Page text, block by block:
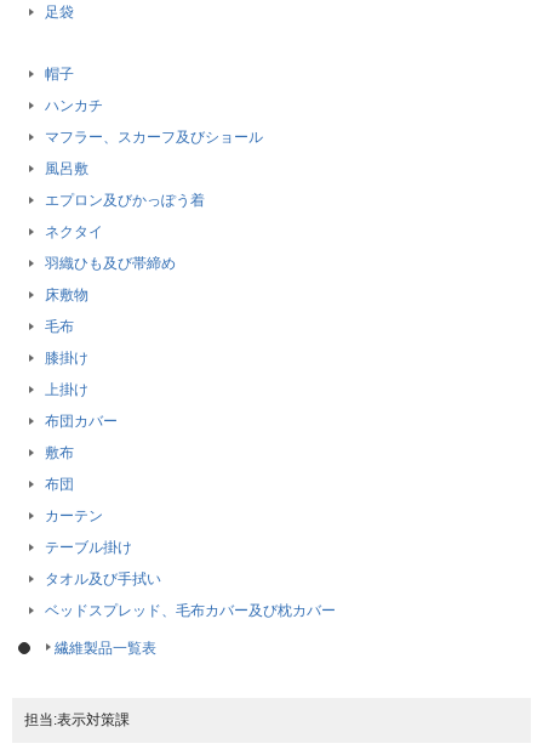
足袋
帽子
ハンカチ
マフラー、スカーフ及びショール
風呂敷
エプロン及びかっぽう着
ネクタイ
羽織ひも及び帯締め
床敷物
毛布
膝掛け
上掛け
布団カバー
敷布
布団
カーテン
テーブル掛け
タオル及び手拭い
ベッドスプレッド、毛布カバー及び枕カバー
繊維製品一覧表
担当:表示対策課